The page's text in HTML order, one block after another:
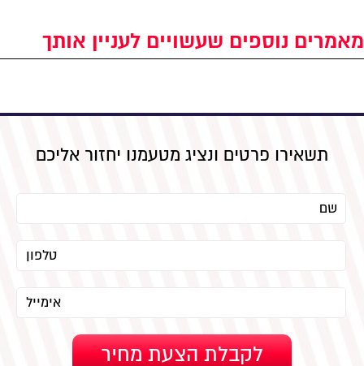
מאמרים נוספים שעשויים לעניין אותך
תשאירו פרטים ונציג מטעמנו יחזור אליכם